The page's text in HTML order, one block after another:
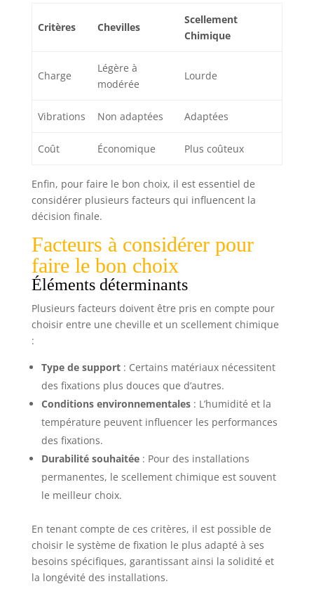
Critères Chevilles
Scellement
Chimique
Charge
Légère à
modérée
Lourde
Vibrations Non adaptées Adaptées
Coût Économique Plus coûteux
Enfin, pour faire le bon choix, il est essentiel de
considérer plusieurs facteurs qui influencent la
décision finale.
Facteurs à considérer pour
faire le bon choix
Éléments déterminants
Plusieurs facteurs doivent être pris en compte pour
choisir entre une cheville et un scellement chimique
:
Type de support: Certains matériaux nécessitent
des fixations plus douces que d’autres.
Conditions environnementales: L’humidité et la
température peuvent influencer les performances
des fixations.
Durabilité souhaitée: Pour des installations
permanentes, le scellement chimique est souvent
le meilleur choix.
En tenant compte de ces critères, il est possible de
choisir le système de fixation le plus adapté à ses
besoins spécifiques, garantissant ainsi la solidité et
la longévité des installations.